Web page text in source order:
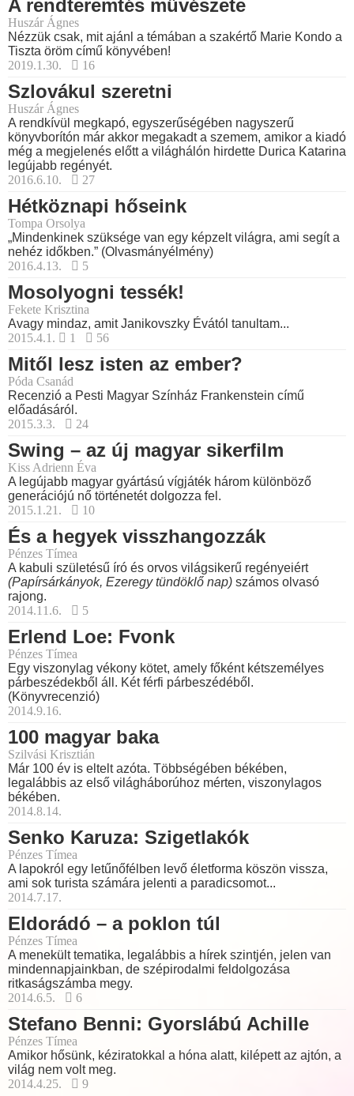
A rendteremtés művészete
Huszár Ágnes
Nézzük csak, mit ajánl a témában a szakértő Marie Kondo a
Tiszta öröm című könyvében!
2019.1.30.
16
Szlovákul szeretni
Huszár Ágnes
A rendkívül megkapó, egyszerűségében nagyszerű
könyvborítón már akkor megakadt a szemem, amikor a kiadó
még a megjelenés előtt a világhálón hirdette Durica Katarina
legújabb regényét.
2016.6.10.
27
Hétköznapi hőseink
Tompa Orsolya
„Mindenkinek szüksége van egy képzelt világra, ami segít a
nehéz időkben.” (Olvasmányélmény)
2016.4.13.
5
Mosolyogni tessék!
Fekete Krisztina
Avagy mindaz, amit Janikovszky Évától tanultam...
2015.4.1.
1 56
Mitől lesz isten az ember?
Póda Csanád
Recenzió a Pesti Magyar Színház Frankenstein című
előadásáról.
2015.3.3.
24
Swing – az új magyar sikerfilm
Kiss Adrienn Éva
A legújabb magyar gyártású vígjáték három különböző
generációjú nő történetét dolgozza fel.
2015.1.21.
10
És a hegyek visszhangozzák
Pénzes Tímea
A kabuli születésű író és orvos világsikerű regényeiért
(Papírsárkányok, Ezeregy tündöklő nap) számos olvasó
rajong.
2014.11.6.
5
Erlend Loe: Fvonk
Pénzes Tímea
Egy viszonylag vékony kötet, amely főként kétszemélyes
párbeszédekből áll. Két férfi párbeszédéből.
(Könyvrecenzió)
2014.9.16.
100 magyar baka
Szilvási Krisztián
Már 100 év is eltelt azóta. Többségében békében,
legalábbis az első világháborúhoz mérten, viszonylagos
békében.
2014.8.14.
Senko Karuza: Szigetlakók
Pénzes Tímea
A lapokról egy letűnőfélben levő életforma köszön vissza,
ami sok turista számára jelenti a paradicsomot...
2014.7.17.
Eldorádó – a poklon túl
Pénzes Tímea
A menekült tematika, legalábbis a hírek szintjén, jelen van
mindennapjainkban, de szépirodalmi feldolgozása
ritkaságszámba megy.
2014.6.5.
6
Stefano Benni: Gyorslábú Achille
Pénzes Tímea
Amikor hősünk, kéziratokkal a hóna alatt, kilépett az ajtón, a
világ nem volt meg.
2014.4.25.
9